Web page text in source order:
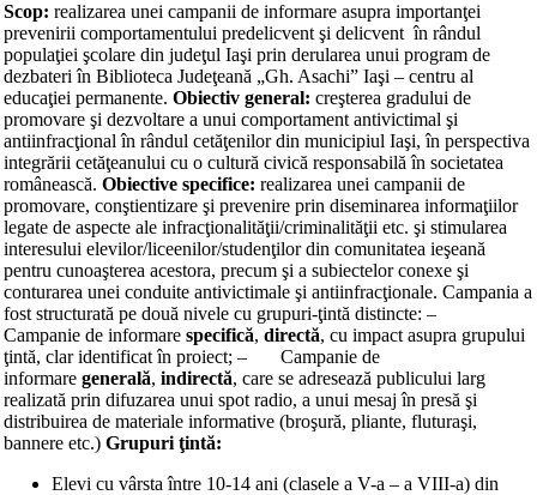
Scop: realizarea unei campanii de informare asupra importanţei
prevenirii comportamentului predelicvent şi delicvent în rândul
populaţiei şcolare din judeţul Iaşi prin derularea unui program de
dezbateri în Biblioteca Judeţeană „Gh. Asachi” Iaşi – centru al
educaţiei permanente. Obiectiv general: creşterea gradului de
promovare şi dezvoltare a unui comportament antivictimal şi
antiinfracţional în rândul cetăţenilor din municipiul Iaşi, în perspectiva
integrării cetăţeanului cu o cultură civică responsabilă în societatea
românească. Obiective specifice: realizarea unei campanii de
promovare, conştientizare şi prevenire prin diseminarea informaţiilor
legate de aspecte ale infracţionalităţii/criminalităţii etc. şi stimularea
interesului elevilor/liceenilor/studenţilor din comunitatea ieşeană
pentru cunoaşterea acestora, precum şi a subiectelor conexe şi
conturarea unei conduite antivictimale şi antiinfracţionale. Campania a
fost structurată pe două nivele cu grupuri-ţintă distincte: –
Campanie de informare specifică, directă, cu impact asupra grupului
ţintă, clar identificat în proiect; – Campanie de
informare generală, indirectă, care se adresează publicului larg
realizată prin difuzarea unui spot radio, a unui mesaj în presă şi
distribuirea de materiale informative (broşură, pliante, fluturaşi,
bannere etc.) Grupuri ţintă:
Elevi cu vârsta între 10-14 ani (clasele a V-a – a VIII-a) din